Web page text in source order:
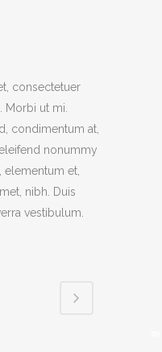
consectetuer
Morbi ut mi.
condimentum at,
nonummy
elementum et,
nibh. Duis
vestibulum.